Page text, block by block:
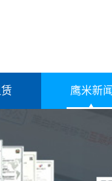
鹰米新闻